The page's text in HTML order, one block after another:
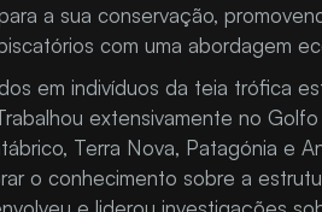
a sua conservação,
com uma abordagem
em indivíduos da teia trófica
extensivamente no
Terra Nova, Patagónia e
o conhecimento sobre a